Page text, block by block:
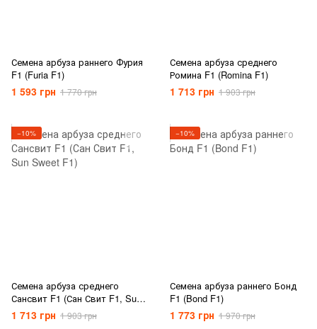
Семена арбуза раннего Фурия
F1 (Furia F1)
1 593 грн 1 770 грн
Семена арбуза среднего
Ромина F1 (Romina F1)
1 713 грн 1 903 грн
−10%
Семена арбуза среднего
Сансвит F1 (Сан Свит F1, Sun
Sweet F1)
1 713 грн 1 903 грн
−10%
Семена арбуза раннего Бонд
F1 (Bond F1)
1 773 грн 1 970 грн